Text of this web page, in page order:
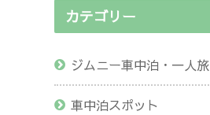
カテゴリー
ジムニー車中泊・一人旅
車中泊スポット